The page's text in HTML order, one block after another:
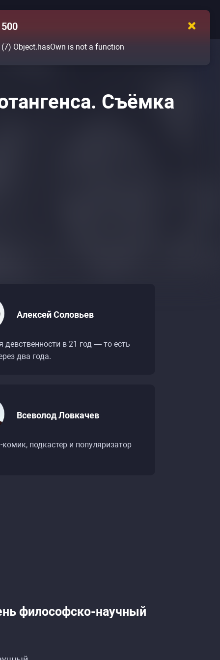
Съёмка
Алексей Соловьев
девственности в 21 год — то есть
два года.
Всеволод Ловкачев
комик, подкастер и популяризатор
философско-научный
500
(7) Object.hasOwn is not a function